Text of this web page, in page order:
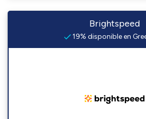
Brightspeed
19% disponible en